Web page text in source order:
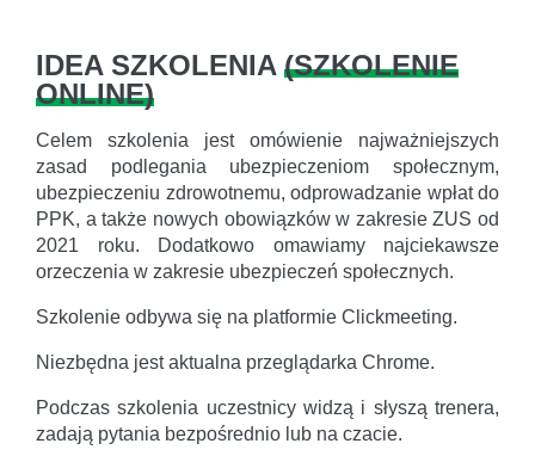
IDEA SZKOLENIA (SZKOLENIE
ONLINE)
Celem szkolenia jest omówienie najważniejszych
zasad podlegania ubezpieczeniom społecznym,
ubezpieczeniu zdrowotnemu, odprowadzanie wpłat do
PPK, a także nowych obowiązków w zakresie ZUS od
2021 roku. Dodatkowo omawiamy najciekawsze
orzeczenia w zakresie ubezpieczeń społecznych.
Szkolenie odbywa się na platformie Clickmeeting.
Niezbędna jest aktualna przeglądarka Chrome.
Podczas szkolenia uczestnicy widzą i słyszą trenera,
zadają pytania bezpośrednio lub na czacie.